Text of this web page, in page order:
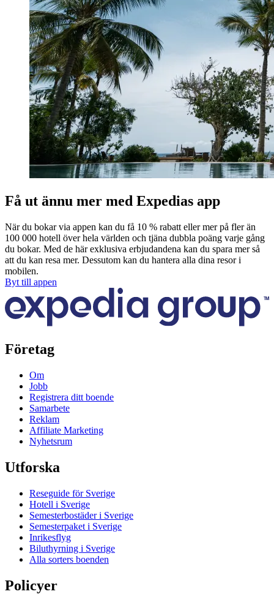
Få ut ännu mer med Expedias app
När du bokar via appen kan du få 10 % rabatt eller mer på fler än
100 000 hotell över hela världen och tjäna dubbla poäng varje gång
du bokar. Med de här exklusiva erbjudandena kan du spara mer så
att du kan resa mer. Dessutom kan du hantera alla dina resor i
mobilen.
Byt till appen
Företag
Om
Jobb
Registrera ditt boende
Samarbete
Reklam
Affiliate Marketing
Nyhetsrum
Utforska
Reseguide för Sverige
Hotell i Sverige
Semesterbostäder i Sverige
Semesterpaket i Sverige
Inrikesflyg
Biluthyrning i Sverige
Alla sorters boenden
Policyer